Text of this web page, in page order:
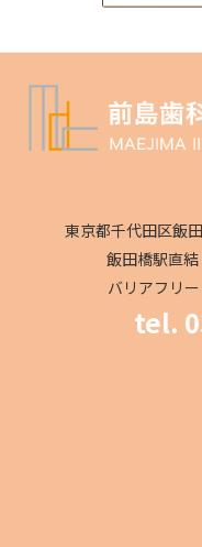
東京都千代田区飯
飯田橋駅直
バリアフリ
tel.